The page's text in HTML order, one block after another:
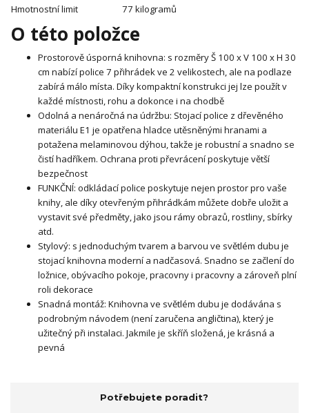
Hmotnostní limit
77 kilogramů
O této položce
Prostorově úsporná knihovna: s rozměry Š 100 x V 100 x H 30
cm nabízí police 7 přihrádek ve 2 velikostech, ale na podlaze
zabírá málo místa. Díky kompaktní konstrukci jej lze použít v
každé místnosti, rohu a dokonce i na chodbě
Odolná a nenáročná na údržbu: Stojací police z dřevěného
materiálu E1 je opatřena hladce utěsněnými hranami a
potažena melaminovou dýhou, takže je robustní a snadno se
čistí hadříkem. Ochrana proti převrácení poskytuje větší
bezpečnost
FUNKČNÍ: odkládací police poskytuje nejen prostor pro vaše
knihy, ale díky otevřeným přihrádkám můžete dobře uložit a
vystavit své předměty, jako jsou rámy obrazů, rostliny, sbírky
atd.
Stylový: s jednoduchým tvarem a barvou ve světlém dubu je
stojací knihovna moderní a nadčasová. Snadno se začlení do
ložnice, obývacího pokoje, pracovny i pracovny a zároveň plní
roli dekorace
Snadná montáž: Knihovna ve světlém dubu je dodávána s
podrobným návodem (není zaručena angličtina), který je
užitečný při instalaci. Jakmile je skříň složená, je krásná a
pevná
Potřebujete poradit?